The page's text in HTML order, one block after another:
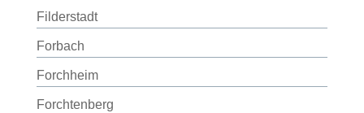
Filderstadt
Forbach
Forchheim
Forchtenberg